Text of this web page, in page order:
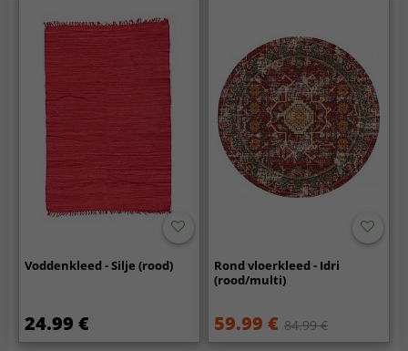
Voddenkleed - Silje (rood)
24.99 €
Rond vloerkleed - Idri
(rood/multi)
59.99 € 84.99 €